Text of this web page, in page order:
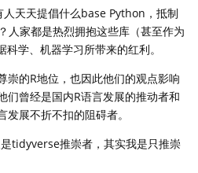
天天提倡什么base Python，抵制
家都是热烈拥抱这些库（甚至作为
学、机器学习所带来的红利。
崇的R地位，也因此他们的观点影响
们曾经是国内R语言发展的推动者和
展不折不扣的阻碍者。
tidyverse推崇者，其实我是只推崇